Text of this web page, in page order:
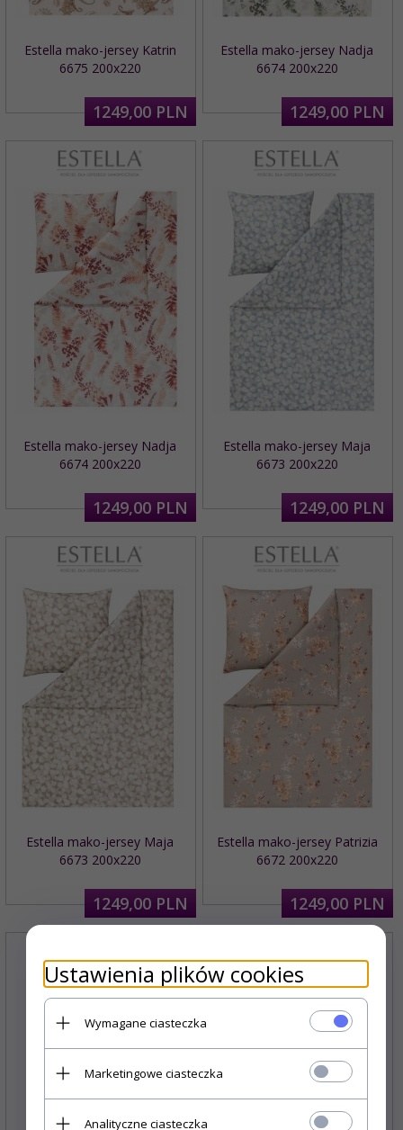
Estella mako-jersey Katrin
6675 200x220
1249,00 PLN
Estella mako-jersey Nadja
6674 200x220
1249,00 PLN
Estella mako-jersey Nadja
6674 200x220
1249,00 PLN
Estella mako-jersey Maja
6673 200x220
1249,00 PLN
Estella mako-jersey Maja
6673 200x220
1249,00 PLN
Estella mako-jersey Patrizia
6672 200x220
1249,00 PLN
Ustawienia plików cookies
Wymagane ciasteczka
Marketingowe ciasteczka
Analityczne ciasteczka